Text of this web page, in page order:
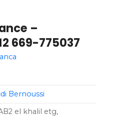
–
669-775037
Bernoussi
el khalil etg,